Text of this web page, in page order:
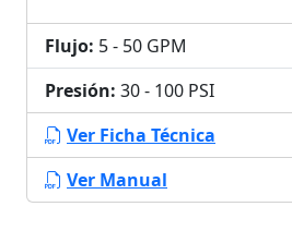
Flujo: 5 - 50 GPM
Presión: 30 - 100 PSI
Ver Ficha Técnica
Ver Manual